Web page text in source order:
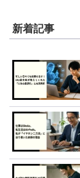
新着記事